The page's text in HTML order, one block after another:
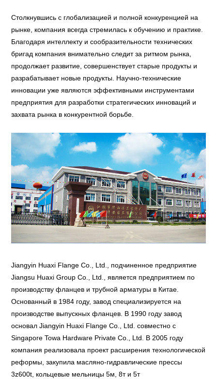
Столкнувшись с глобализацией и полной конкуренцией на
рынке, компания всегда стремилась к обучению и практике.
Благодаря интеллекту и сообразительности технических
бригад компания внимательно следит за ритмом рынка,
продолжает развитие, совершенствует старые продукты и
разрабатывает новые продукты. Научно-технические
инновации уже являются эффективными инструментами
предприятия для разработки стратегических инноваций и
захвата рынка в конкурентной борьбе.
Jiangyin Huaxi Flange Co., Ltd., подчиненное предприятие
Jiangsu Huaxi Group Co., Ltd., является предприятием по
производству фланцев и трубной арматуры в Китае.
Основанный в 1984 году, завод специализируется на
производстве выпускных фланцев. В 1990 году завод
основал Jiangyin Huaxi Flange Co., Ltd. совместно с
Singapore Towa Hardware Private Co., Ltd. В 2005 году
компания реализовала проект расширения технологической
реформы, закупила масляно-гидравлические прессы
3z600t, кольцевые мельницы 5м, 8т и 5т